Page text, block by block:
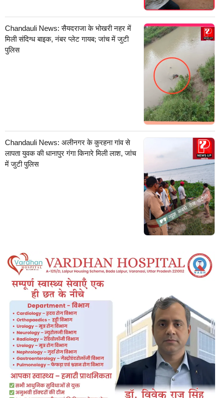
Chandauli News: सैयदराजा के भोखरी नहर में
मिली संदिग्ध बाइक, नंबर प्लेट गायब; जांच में जुटी
पुलिस
Chandauli News: अलीनगर के कुरहना गांव से
लापता युवक की धानापुर गंगा किनारे मिली लाश, जांच
में जुटी पुलिस